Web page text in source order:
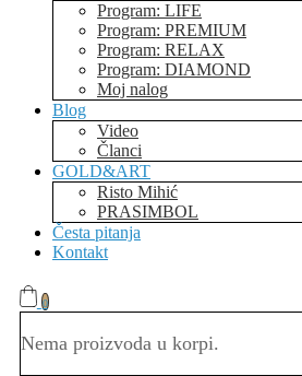
Program: LIFE
Program: PREMIUM
Program: RELAX
Program: DIAMOND
Moj nalog
Blog
Video
Članci
GOLD&ART
Risto Mihić
PRASIMBOL
Česta pitanja
Kontakt
0
Nema proizvoda u korpi.